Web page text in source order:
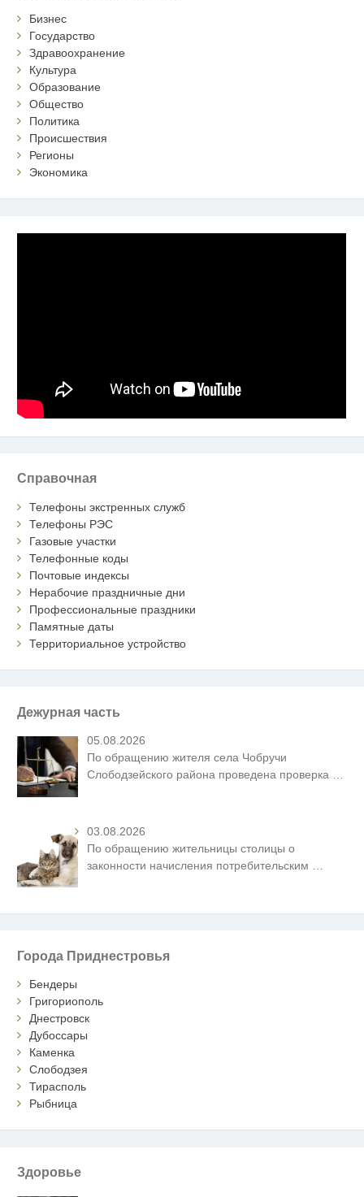
Бизнес
Государство
Здравоохранение
Культура
Образование
Общество
Политика
Происшествия
Регионы
Экономика
Справочная
Телефоны экстренных служб
Телефоны РЭС
Газовые участки
Телефонные коды
Почтовые индексы
Нерабочие праздничные дни
Профессиональные праздники
Памятные даты
Территориальное устройство
Дежурная часть
05.08.2026
По обращению жителя села Чобручи
Слободзейского района проведена проверка …
03.08.2026
По обращению жительницы столицы о
законности начисления потребительским
Города Приднестровья
Бендеры
Григориополь
Днестровск
Дубоссары
Каменка
Слободзея
Тирасполь
Рыбница
Здоровье